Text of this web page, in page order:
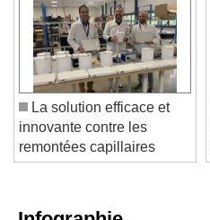
La solution efficace et
innovante contre les
remontées capillaires